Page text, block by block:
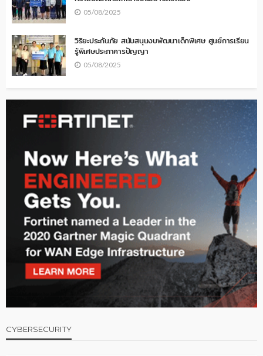
05/08/2025
วิริยะประกันภัย สนับสนุนงบพัฒนาเด็กพิเศษ ศูนย์การเรียน
รู้พิเศษประภาคารปัญญา
05/08/2025
CYBERSECURITY